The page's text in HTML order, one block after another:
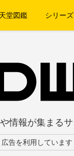
堂図鑑 シリーズ
情報が集まるサ
告を利用しています